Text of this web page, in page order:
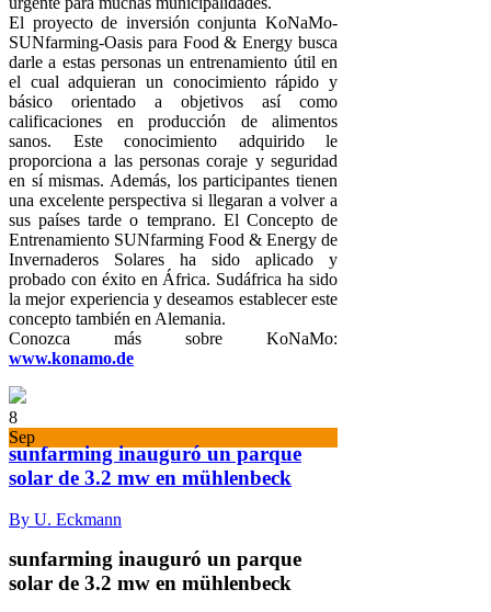
El proyecto de inversión conjunta KoNaMo-
SUNfarming-Oasis para Food & Energy busca
darle a estas personas un entrenamiento útil en
el cual adquieran un conocimiento rápido y
básico orientado a objetivos así como
calificaciones en producción de alimentos
sanos. Este conocimiento adquirido le
proporciona a las personas coraje y seguridad
en sí mismas. Además, los participantes tienen
una excelente perspectiva si llegaran a volver a
sus países tarde o temprano. El Concepto de
Entrenamiento SUNfarming Food & Energy de
Invernaderos Solares ha sido aplicado y
probado con éxito en África. Sudáfrica ha sido
la mejor experiencia y deseamos establecer este
concepto también en Alemania.
Conozca más sobre KoNaMo:
www.konamo.de
8
Sep
sunfarming inauguró un parque
solar de 3.2 mw en mühlenbeck
By U. Eckmann
sunfarming inauguró un parque
solar de 3.2 mw en mühlenbeck